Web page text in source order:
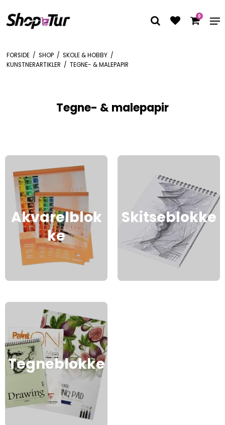
0
FORSIDE / SHOP / SKOLE & HOBBY /
KUNSTNERARTIKLER / TEGNE- & MALEPAPIR
Tegne- & malepapir
Akvarelblok
ke
Skitseblokke
Tegneblokke